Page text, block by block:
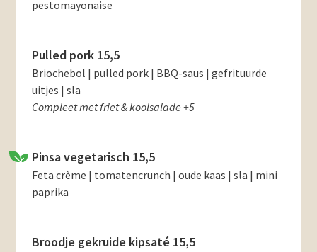
pestomayonaise
Pulled pork 15,5
Briochebol | pulled pork | BBQ-saus | gefrituurde
uitjes | sla
Compleet met friet & koolsalade +5
Pinsa vegetarisch 15,5
Feta crème | tomatencrunch | oude kaas | sla | mini
paprika
Broodje gekruide kipsaté 15,5